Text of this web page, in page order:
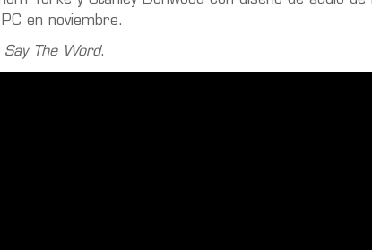
en noviembre.
Say The Word.